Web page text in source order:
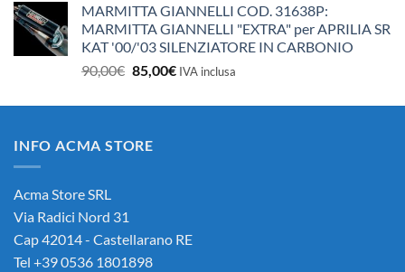
MARMITTA GIANNELLI COD. 31638P:
MARMITTA GIANNELLI "EXTRA" per APRILIA SR
KAT '00/'03 SILENZIATORE IN CARBONIO
90,00€ Il
originale
90,00€.
85,00€Il
attuale
IVA inclusa
INFO ACMA STORE
Acma Store SRL
Via Radici Nord 31
Cap 42014 - Castellarano RE
Tel +39 0536 1801898